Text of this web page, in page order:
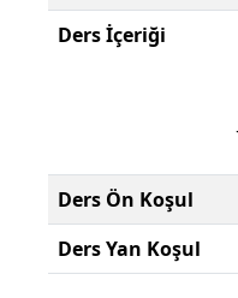
Ders İçeriği
Ders Ön Koşul
Ders Yan Koşul